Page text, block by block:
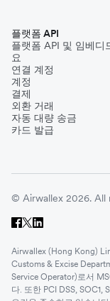
플랫폼 API
플랫폼 API 및 임베디
요
연결 계정
계정
결제
외환 거래
자동 대량 송금
카드 발급
© Airwallex 2026. All
Airwallex (Hong Kong)
Customs & Excise
Service Operator)로서
다. 또한 PCI DSS, SOC1,